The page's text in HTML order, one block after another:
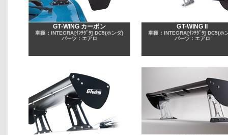
GT-WING カーボン
車種：INTEGRA[ｲﾝﾃｸﾞﾗ] DC5(ホンダ)
パーツ：エアロ
GT-WING II
車種：INTEGRA[ｲﾝﾃｸﾞﾗ] DC5(ホ
パーツ：エアロ